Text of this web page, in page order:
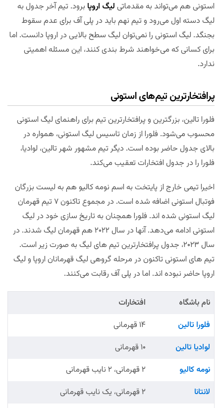
استونی هم می‌تواند به مقدماتی لیگ اروپا برود. تیم آخر جدول به
لیگ دسته اول می‌رود و تیم نهم باید در پلی آف برای عدم سقوط
بجنگد. لیگ استونی را نمی‌توان لیگ سطح بالایی در اروپا دانست. اما
برای کسانی که می‌خواهند شرط بندی کنند، این مسئله اهمیتی
ندارد.
پرافتخارترین تیم‌های استونی
فلورا تالین، بزرگترین و پرافتخارترین تیم برای راهنمای لیگ استونی
محسوب می‌شود. فلورا از زمان تاسیس لیگ استونی، همواره در
بالای جدول حاضر بوده است. دیگر تیم مشهور شهر تالین، لوادیا،
فلورا را در جدول افتخارات تعقیب می‌کند.
اخیرا تیمی خارج از پایتخت به اسم نومه کالیو هم به لیست بزرگان
فوتبال استونی اضافه شده است. در مجموع تاکنون ۷ تیم قهرمان
لیگ استونی شده اند. فلورا همچنان به تاریخ سازی خود در لیگ
استونی ادامه می‌دهد. آنها در سال ۲۰۲۲ هم قهرمان لیگ شدند. در
سال ۲۰۲۳، جدول پرافتخارترین تیم های لیگ به صورت زیر است.
تیم های استونی تاکنون در مرحله گروهی لیگ قهرمانان اروپا و لیگ
اروپا حاضر نبوده اند. اما در پلی آف رقابت می‌کنند.
نام باشگاه
افتخارات
فلورا تالین
۱۴ قهرمانی
لوادیا تالین
۱۰ قهرمانی
نومه کالیو
۲ قهرمانی، ۲ نایب قهرمانی
لانتانا
۲ قهرمانی، یک نایب قهرمانی